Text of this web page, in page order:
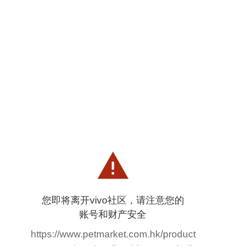
您即将离开vivo社区，请注意您的
账号和财产安全
https://www.petmarket.com.hk/product